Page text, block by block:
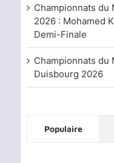
Championnats du
2026 : Mohamed
Demi-Finale
Championnats du
Duisbourg 2026
Populaire